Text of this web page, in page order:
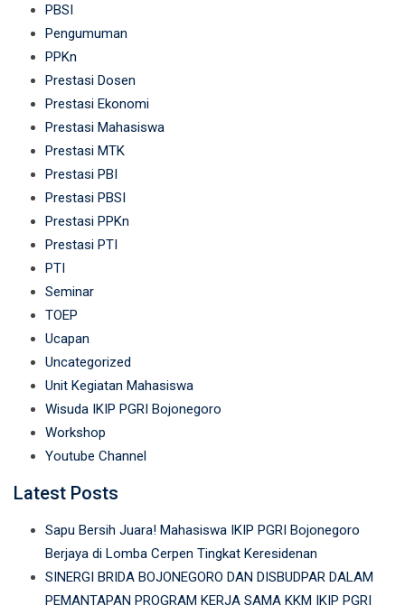
PBSI
Pengumuman
PPKn
Prestasi Dosen
Prestasi Ekonomi
Prestasi Mahasiswa
Prestasi MTK
Prestasi PBI
Prestasi PBSI
Prestasi PPKn
Prestasi PTI
PTI
Seminar
TOEP
Ucapan
Uncategorized
Unit Kegiatan Mahasiswa
Wisuda IKIP PGRI Bojonegoro
Workshop
Youtube Channel
Latest Posts
Sapu Bersih Juara! Mahasiswa IKIP PGRI Bojonegoro
Berjaya di Lomba Cerpen Tingkat Keresidenan
SINERGI BRIDA BOJONEGORO DAN DISBUDPAR DALAM
PEMANTAPAN PROGRAM KERJA SAMA KKM IKIP PGRI